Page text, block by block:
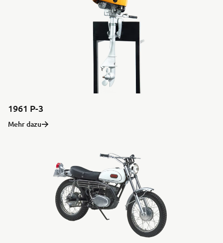
1961 P-3
Mehr dazu